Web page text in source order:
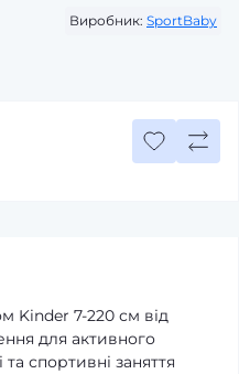
Виробник: SportBaby
Kinder 7-220 см від
для активного
спортивні заняття